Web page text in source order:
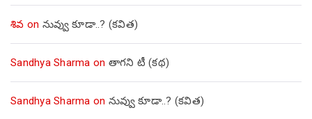
శివ on నువ్వు కూడా..? (కవిత)
Sandhya Sharma on తాగని టీ (కథ)
Sandhya Sharma on నువ్వు కూడా..? (కవిత)